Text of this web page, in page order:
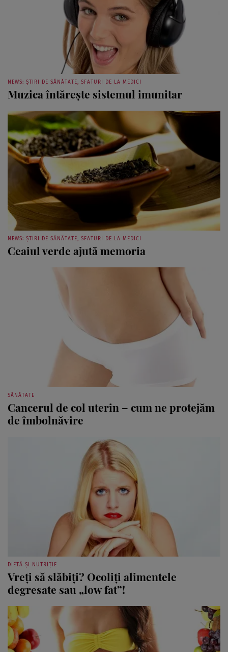
NEWS: ȘTIRI DE SĂNĂTATE, SFATURI DE LA MEDICI
Muzica întăreşte sistemul imunitar
NEWS: ȘTIRI DE SĂNĂTATE, SFATURI DE LA MEDICI
Ceaiul verde ajută memoria
SĂNĂTATE
Cancerul de col uterin – cum ne protejăm
de îmbolnăvire
DIETĂ ȘI NUTRIȚIE
Vreţi să slăbiţi? Ocoliţi alimentele
degresate sau „low fat”!